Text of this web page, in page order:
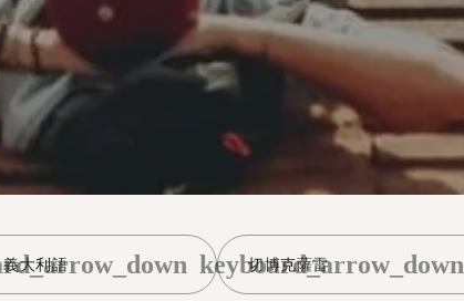
義大利語 切博克薩雷
keyboard_arrow_down